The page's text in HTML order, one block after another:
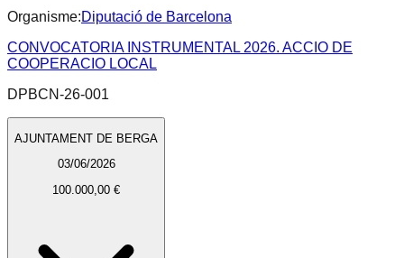
Organisme:Diputació de Barcelona
CONVOCATORIA INSTRUMENTAL 2026. ACCIO DE
COOPERACIO LOCAL
DPBCN-26-001
AJUNTAMENT DE BERGA
03/06/2026
100.000,00 €